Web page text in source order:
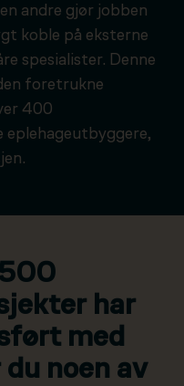
andre gjør jobben
koble på eksterne
spesialister. Denne
foretrukne
400
eplehageutbyggere,
har
med
noen av